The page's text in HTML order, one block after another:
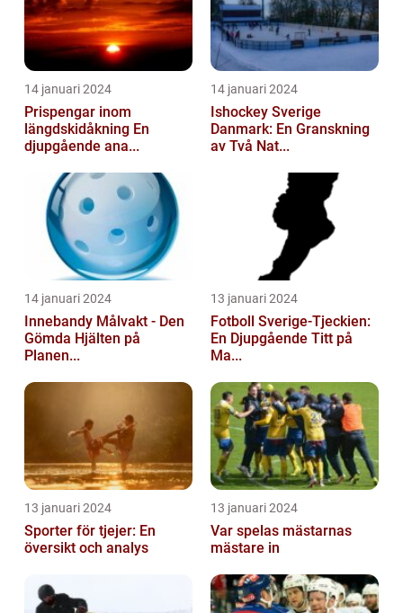
14 januari 2024
Prispengar inom
längdskidåkning En
djupgående ana...
14 januari 2024
Ishockey Sverige
Danmark: En Granskning
av Två Nat...
14 januari 2024
Innebandy Målvakt - Den
Gömda Hjälten på
Planen...
13 januari 2024
Fotboll Sverige-Tjeckien:
En Djupgående Titt på
Ma...
13 januari 2024
Sporter för tjejer: En
översikt och analys
13 januari 2024
Var spelas mästarnas
mästare in